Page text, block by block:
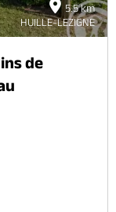
5.5 km
HUILLE-LEZIGNE
de